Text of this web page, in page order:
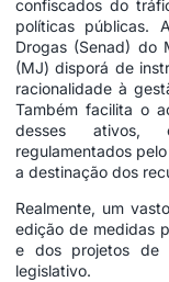
confiscados do
políticas públicas.
Drogas (Senad) do
(MJ) disporá de
racionalidade à
Também facilita o
desses ativos,
regulamentados
a destinação dos
Realmente, um
edição de medidas
e dos projetos de
legislativo.